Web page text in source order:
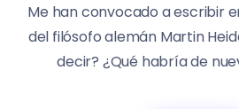
Me han convocado a escribir
del filósofo alemán Martin
decir? ¿Qué habría de